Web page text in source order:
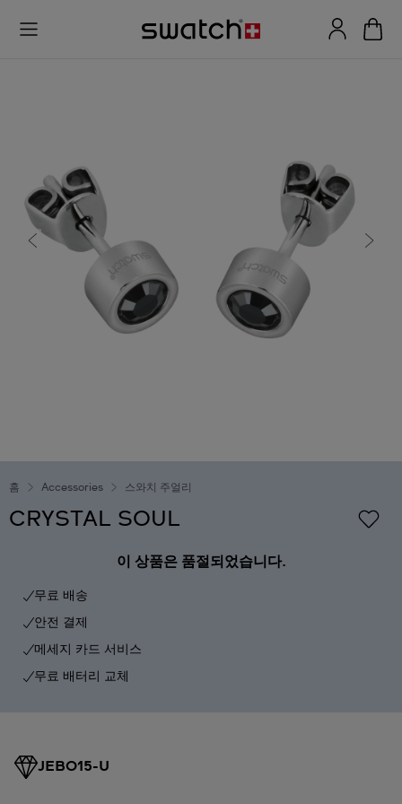
홈 Accessories 스와치 주얼리
CRYSTAL SOUL
이 상품은 품절되었습니다.
무료 배송
안전 결제
메세지 카드 서비스
무료 배터리 교체
JEB015-U